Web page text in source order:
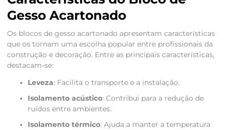
Gesso Acartonado
Os blocos de gesso acartonado apresentam características
que os tornam uma escolha popular entre profissionais da
construção e decoração. Entre as principais características,
destacam-se:
Leveza: Facilita o transporte e a instalação.
Isolamento acústico: Contribui para a redução de
ruídos entre ambientes.
Isolamento térmico: Ajuda a manter a temperatura